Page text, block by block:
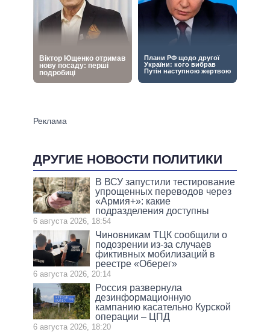
ДРУГИЕ НОВОСТИ ПОЛИТИКИ
В ВСУ запустили тестирование
упрощенных переводов через
«Армия+»: какие
подразделения доступны
6 августа 2026, 18:54
Чиновникам ТЦК сообщили о
подозрении из-за случаев
фиктивных мобилизаций в
реестре «Оберег»
6 августа 2026, 20:14
Россия развернула
дезинформационную
кампанию касательно Курской
операции – ЦПД
6 августа 2026, 18:20